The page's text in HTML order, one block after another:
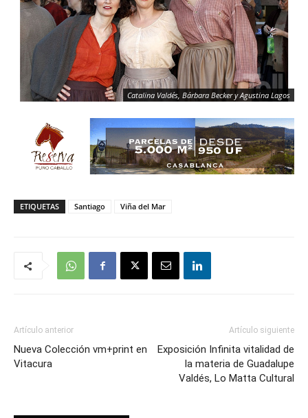
Catalina Valdés, Bárbara Becker y Agustina Lagos
ETIQUETAS Santiago Viña del Mar
Artículo anterior
Nueva Colección vm+print en
Vitacura
Artículo siguiente
Exposición Infinita vitalidad de
la materia de Guadalupe
Valdés, Lo Matta Cultural